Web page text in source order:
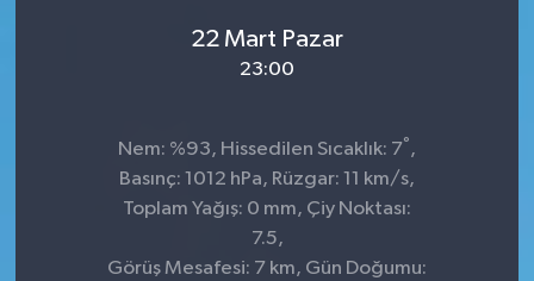
22 Mart Pazar
23:00
Nem: %93, Hissedilen Sıcaklık: 7° ,
Basınç: 1012 hPa, Rüzgar: 11 km/s,
Toplam Yağış: 0 mm, Çiy Noktası:
7.5,
Görüş Mesafesi: 7 km, Gün Doğumu: